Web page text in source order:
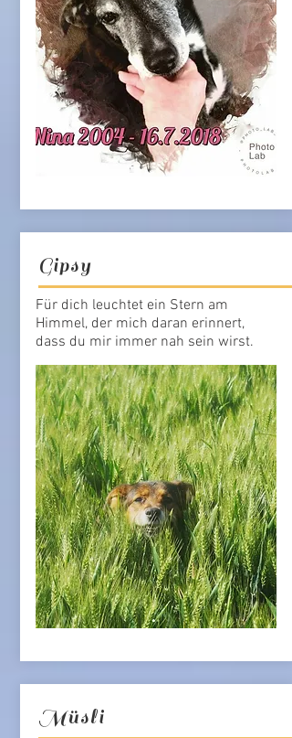
Gipsy
Für dich leuchtet ein Stern am
Himmel, der mich daran erinnert,
dass du mir immer nah sein wirst.
Müsli